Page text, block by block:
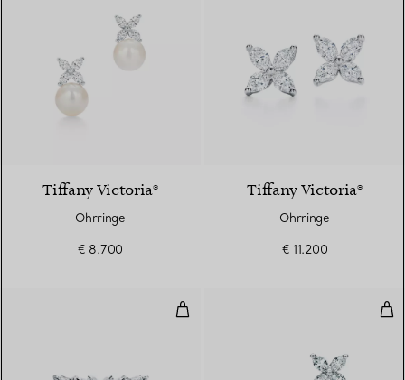
Tiffany Victoria®
Ohrringe
€ 8.700
Tiffany Victoria®
Ohrringe
€ 11.200
Alternierender Ring in Platin